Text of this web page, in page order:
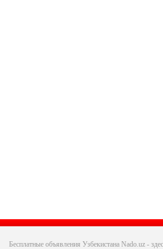
Бесплатные объявления Узбекистана Nado.uz -